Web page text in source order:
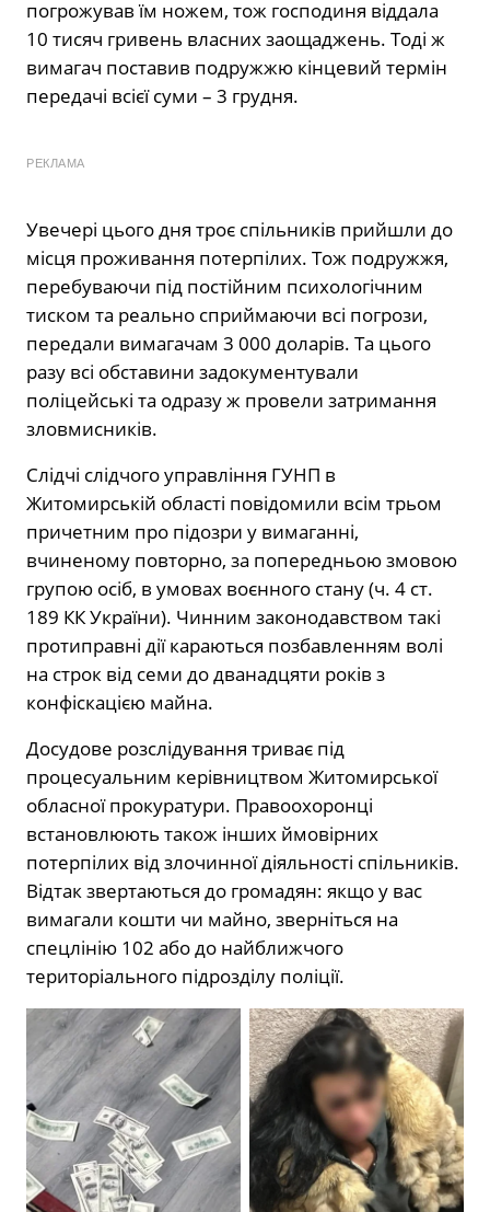
погрожував їм ножем, тож господиня віддала
10 тисяч гривень власних заощаджень. Тоді ж
вимагач поставив подружжю кінцевий термін
передачі всієї суми – 3 грудня.
РЕКЛАМА
Увечері цього дня троє спільників прийшли до
місця проживання потерпілих. Тож подружжя,
перебуваючи під постійним психологічним
тиском та реально сприймаючи всі погрози,
передали вимагачам 3 000 доларів. Та цього
разу всі обставини задокументували
поліцейські та одразу ж провели затримання
зловмисників.
Слідчі слідчого управління ГУНП в
Житомирській області повідомили всім трьом
причетним про підозри у вимаганні,
вчиненому повторно, за попередньою змовою
групою осіб, в умовах воєнного стану (ч. 4 ст.
189 КК України). Чинним законодавством такі
протиправні дії караються позбавленням волі
на строк від семи до дванадцяти років з
конфіскацією майна.
Досудове розслідування триває під
процесуальним керівництвом Житомирської
обласної прокуратури. Правоохоронці
встановлюють також інших ймовірних
потерпілих від злочинної діяльності спільників.
Відтак звертаються до громадян: якщо у вас
вимагали кошти чи майно, зверніться на
спецлінію 102 або до найближчого
територіального підрозділу поліції.